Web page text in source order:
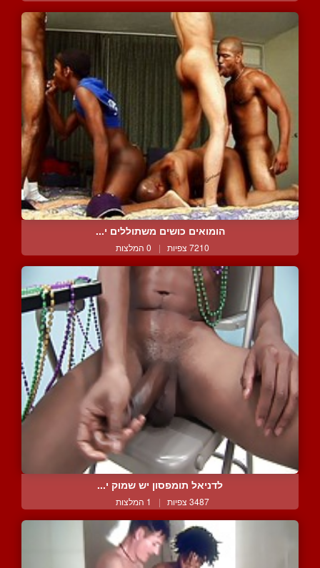
הומואים כושים משתוללים י...
7210 צפיות | 0 המלצות
לדניאל תומפסון יש שמוק י...
3487 צפיות | 1 המלצות